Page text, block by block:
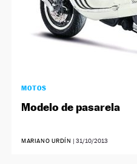
MOTOS
Modelo de pasarela
MARIANO URDÍN | 31/10/2013